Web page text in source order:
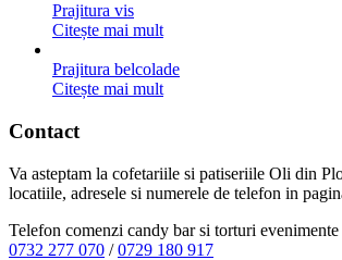
Prajitura vis
Citește mai mult
Prajitura belcolade
Citește mai mult
Contact
Va asteptam la cofetariile si patiseriile Oli din
locatiile, adresele si numerele de telefon in
Telefon comenzi candy bar si torturi evenimente
0732 277 070 /0729 180 917